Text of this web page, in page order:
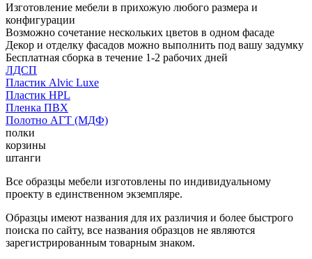
Изготовление мебели в прихожую любого размера и
конфигурации
Возможно сочетание нескольких цветов в одном фасаде
Декор и отделку фасадов можно выполнить под вашу задумку
Бесплатная сборка в течение 1-2 рабочих дней
ЛДСП
Пластик Alvic Luxe
Пластик HPL
Пленка ПВХ
Полотно АГТ (МДФ)
полки
корзины
штанги
Все образцы мебели изготовлены по индивидуальному
проекту в единственном экземпляре.
Образцы имеют названия для их различия и более быстрого
поиска по сайту, все названия образцов не являются
зарегистрированным товарным знаком.